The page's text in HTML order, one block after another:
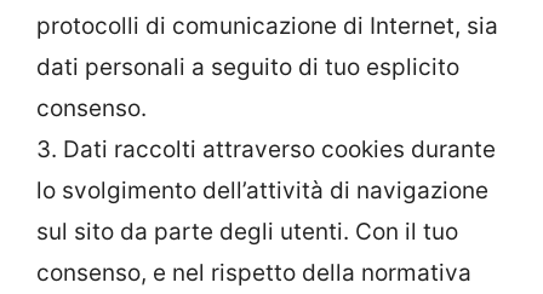
protocolli di comunicazione di Internet, sia
dati personali a seguito di tuo esplicito
consenso.
3. Dati raccolti attraverso cookies durante
lo svolgimento dell’attività di navigazione
sul sito da parte degli utenti. Con il tuo
consenso, e nel rispetto della normativa